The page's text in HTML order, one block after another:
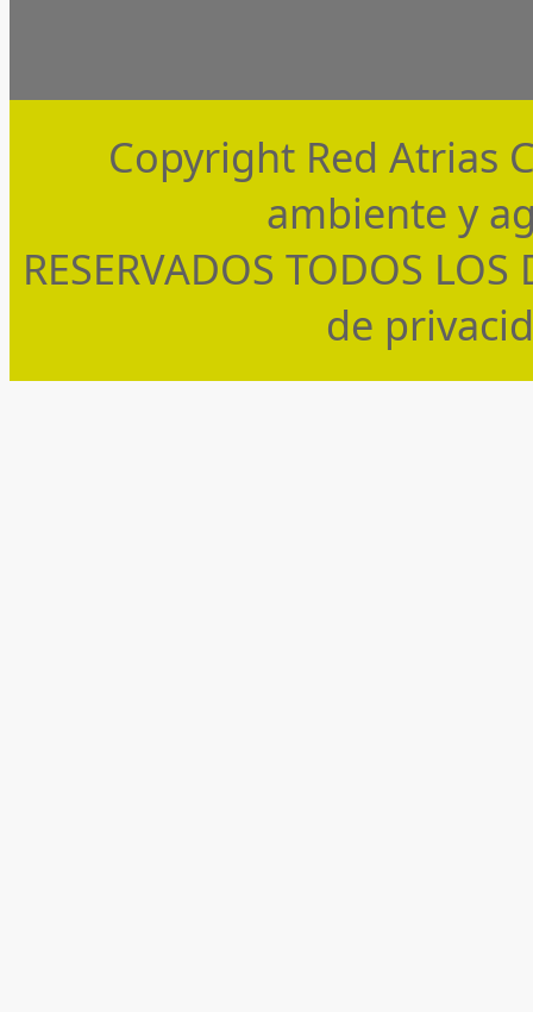
Copyright Red Atrias
ambiente y
RESERVADOS TODOS
de